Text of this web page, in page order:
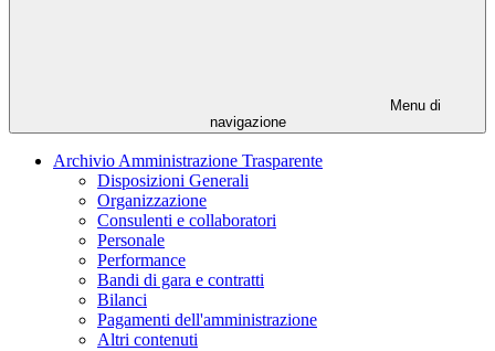
Menu di
navigazione
Archivio Amministrazione Trasparente
Disposizioni Generali
Organizzazione
Consulenti e collaboratori
Personale
Performance
Bandi di gara e contratti
Bilanci
Pagamenti dell'amministrazione
Altri contenuti